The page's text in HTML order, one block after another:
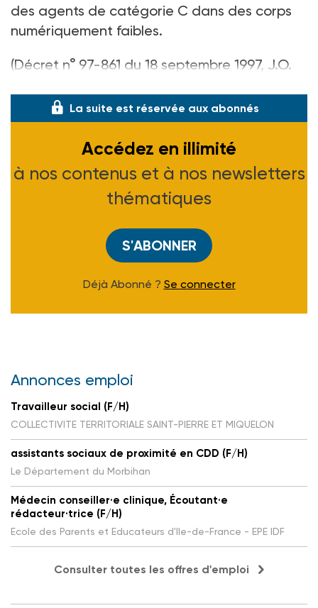
des agents de catégorie C dans des corps
numériquement faibles.
(Décret n° 97-861 du 18 septembre 1997, J.O.
La suite est réservée aux abonnés
Accédez en illimité
à nos contenus et à nos newsletters
thématiques
S'ABONNER
Déjà Abonné ? Se connecter
Annonces emploi
Travailleur social (F/H)
COLLECTIVITE TERRITORIALE SAINT-PIERRE ET MIQUELON
assistants sociaux de proximité en CDD (F/H)
Le Département du Morbihan
Médecin conseiller·e clinique, Écoutant·e
rédacteur·trice (F/H)
Ecole des Parents et Educateurs d'Ile-de-France - EPE IDF
Consulter toutes les offres d'emploi